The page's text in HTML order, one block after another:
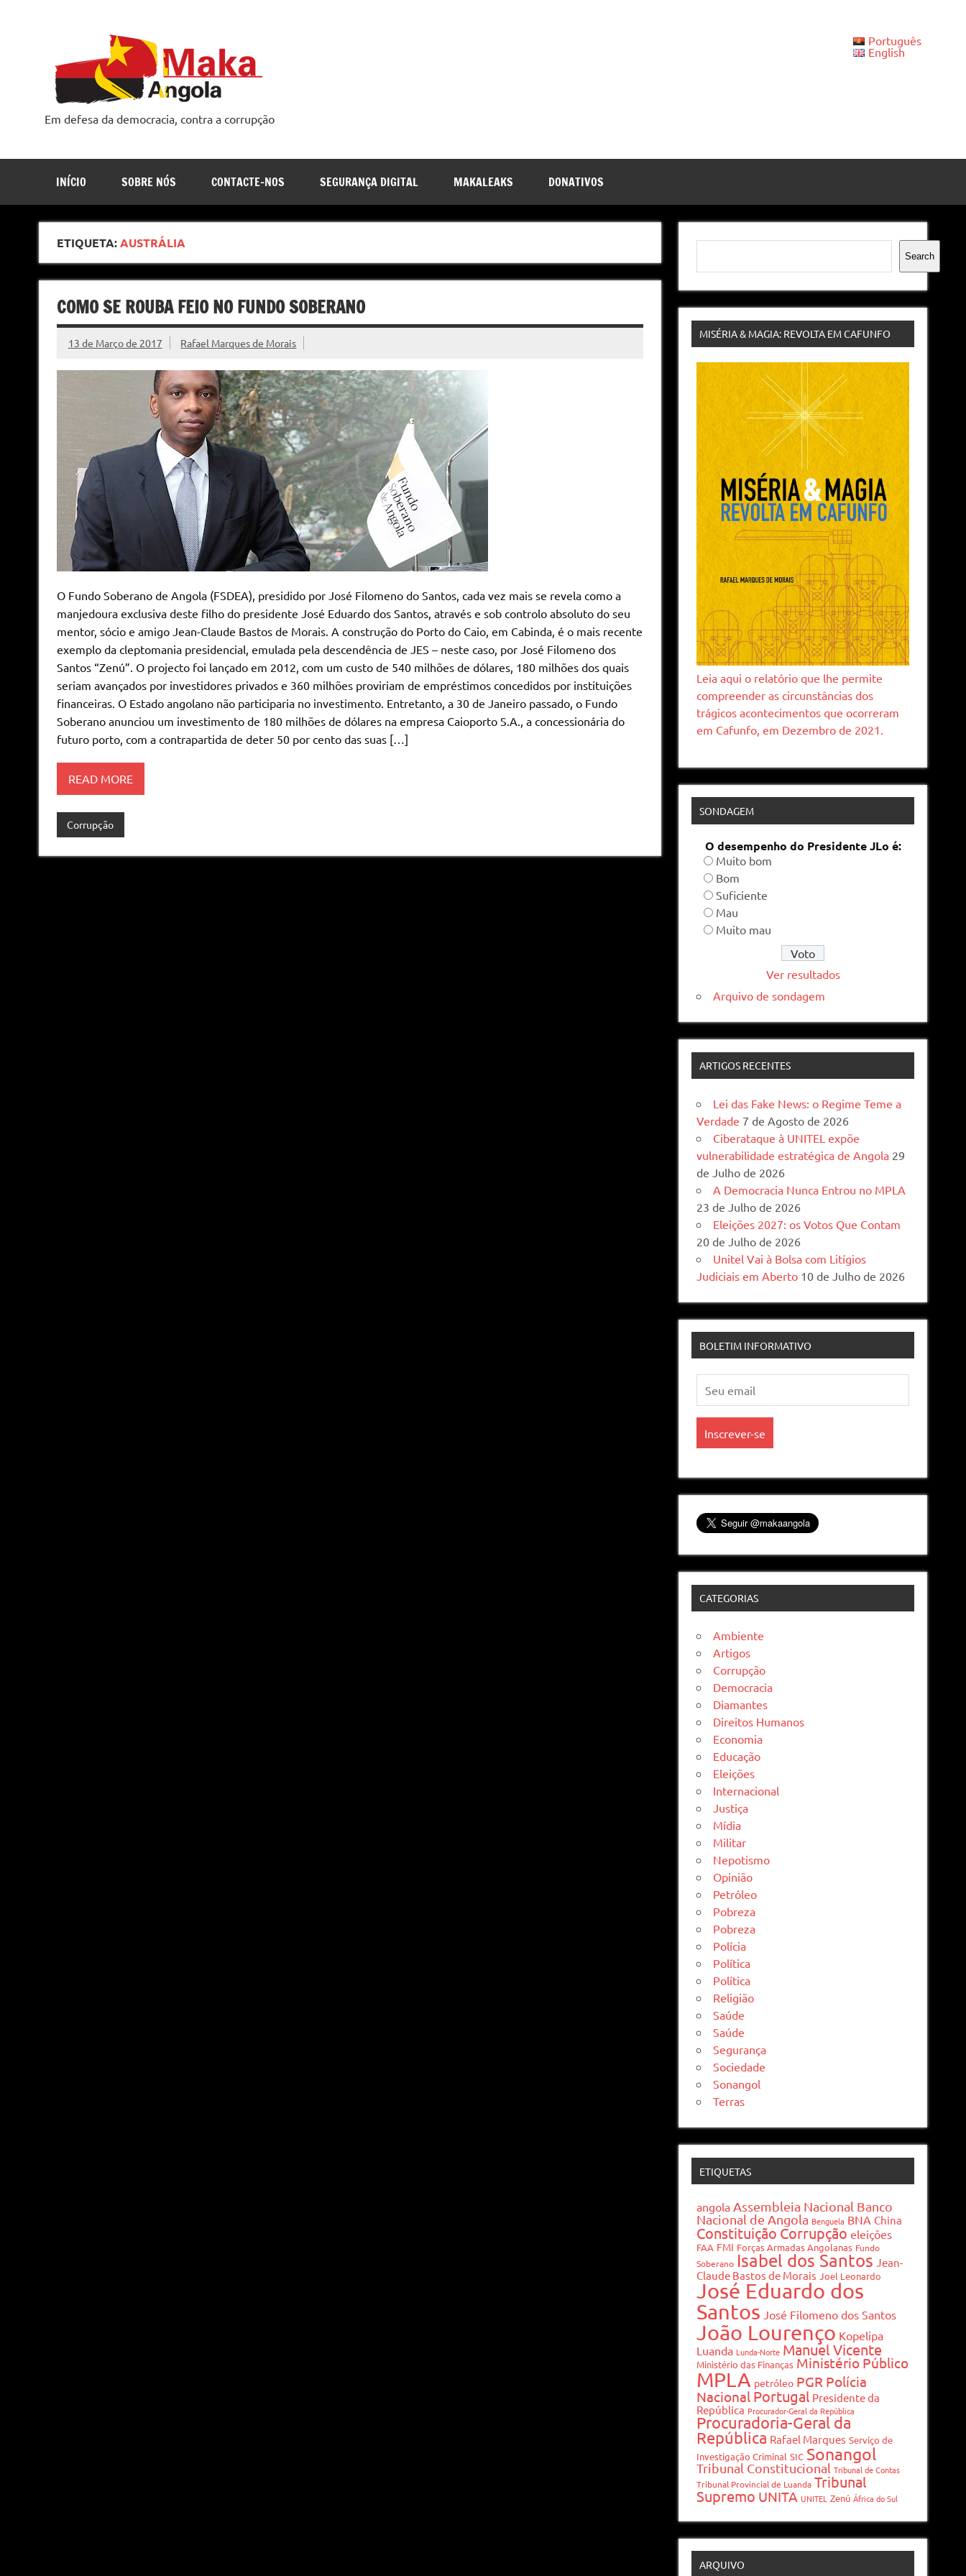
Em defesa da democracia, contra a corrupção
Português
English
INÍCIO SOBRE NÓS CONTACTE-NOS SEGURANÇA DIGITAL MAKALEAKS DONATIVOS
ETIQUETA:AUSTRÁLIA
COMO SE ROUBA FEIO NO FUNDO SOBERANO
13 de Março de 2017 Rafael Marques de Morais
O Fundo Soberano de Angola (FSDEA), presidido por José Filomeno do Santos, cada vez mais se revela como a
manjedoura exclusiva deste filho do presidente José Eduardo dos Santos, através e sob controlo absoluto do seu
mentor, sócio e amigo Jean-Claude Bastos de Morais. A construção do Porto do Caio, em Cabinda, é o mais recente
exemplo da cleptomania presidencial, emulada pela descendência de JES – neste caso, por José Filomeno dos
Santos “Zenú”. O projecto foi lançado em 2012, com um custo de 540 milhões de dólares, 180 milhões dos quais
seriam avançados por investidores privados e 360 milhões proviriam de empréstimos concedidos por instituições
financeiras. O Estado angolano não participaria no investimento. Entretanto, a 30 de Janeiro passado, o Fundo
Soberano anunciou um investimento de 180 milhões de dólares na empresa Caioporto S.A., a concessionária do
futuro porto, com a contrapartida de deter 50 por cento das suas […]
READ MORE
Corrupção
Pesquisar
Search
MISÉRIA & MAGIA: REVOLTA EM CAFUNFO
Leia aqui o relatório que lhe permite
compreender as circunstâncias dos
trágicos acontecimentos que ocorreram
em Cafunfo, em Dezembro de 2021.
SONDAGEM
O desempenho do Presidente JLo é:
Muito bom
Bom
Suficiente
Mau
Muito mau
Ver resultados
Arquivo de sondagem
ARTIGOS RECENTES
Lei das Fake News: o Regime Teme a
Verdade 7 de Agosto de 2026
Ciberataque à UNITEL expõe
vulnerabilidade estratégica de Angola 29
de Julho de 2026
A Democracia Nunca Entrou no MPLA
23 de Julho de 2026
Eleições 2027: os Votos Que Contam
20 de Julho de 2026
Unitel Vai à Bolsa com Litígios
Judiciais em Aberto 10 de Julho de 2026
BOLETIM INFORMATIVO
CATEGORIAS
Ambiente
Artigos
Corrupção
Democracia
Diamantes
Direitos Humanos
Economia
Educação
Eleições
Internacional
Justiça
Mídia
Militar
Nepotismo
Opinião
Petróleo
Pobreza
Pobreza
Polícia
Política
Política
Religião
Saúde
Saúde
Segurança
Sociedade
Sonangol
Terras
ETIQUETAS
angola Assembleia Nacional Banco
Nacional de Angola Benguela BNA China
Constituição Corrupção eleições
FAA FMI Forças Armadas Angolanas Fundo
Soberano Isabel dos Santos Jean-
Claude Bastos de Morais Joel Leonardo
José Eduardo dos
Santos José Filomeno dos Santos
João Lourenço Kopelipa
Luanda Lunda-Norte Manuel Vicente
Ministério das Finanças Ministério Público
MPLA petróleo PGR Polícia
Nacional Portugal Presidente da
República Procurador-Geral da República
Procuradoria-Geral da
República Rafael Marques Serviço de
Investigação Criminal SIC Sonangol
Tribunal Constitucional Tribunal de Contas
Tribunal Provincial de Luanda Tribunal
Supremo UNITA UNITEL Zenú África do Sul
ARQUIVO